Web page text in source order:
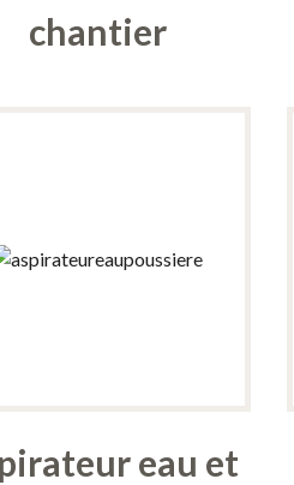
chantier
eau et